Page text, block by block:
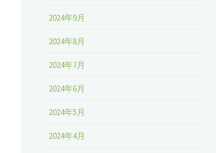
2024年9月
2024年8月
2024年7月
2024年6月
2024年5月
2024年4月